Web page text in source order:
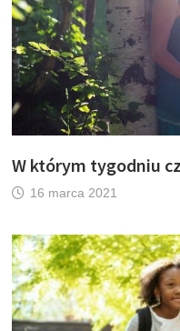
W którym tygodniu
16 marca 2021